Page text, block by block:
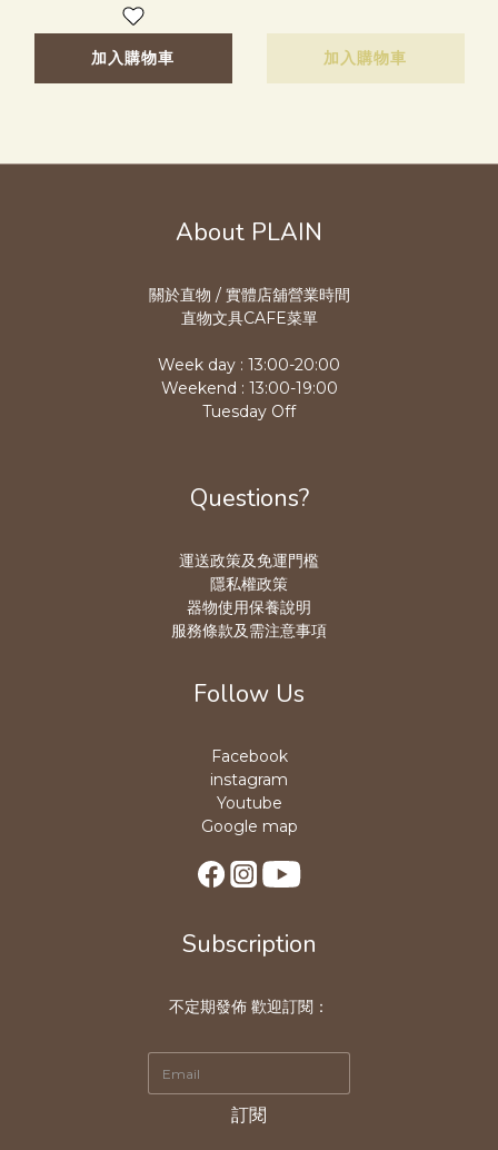
加入購物車 加入購物車
About PLAIN
關於直物 / 實體店舖營業時間
直物文具CAFE菜單
Week day : 13:00-20:00
Weekend : 13:00-19:00
Tuesday Off
Questions?
運送政策及免運門檻
隱私權政策
器物使用保養說明
服務條款及需注意事項
Follow Us
Facebook
instagram
Youtube
Google map
Subscription
不定期發佈 歡迎訂閱：
訂閱